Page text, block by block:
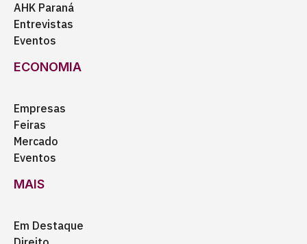
AHK Paraná
Entrevistas
Eventos
ECONOMIA
Empresas
Feiras
Mercado
Eventos
MAIS
Em Destaque